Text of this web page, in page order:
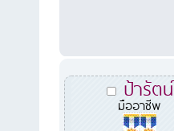
ป้ารัตน์
มืออาชีพ